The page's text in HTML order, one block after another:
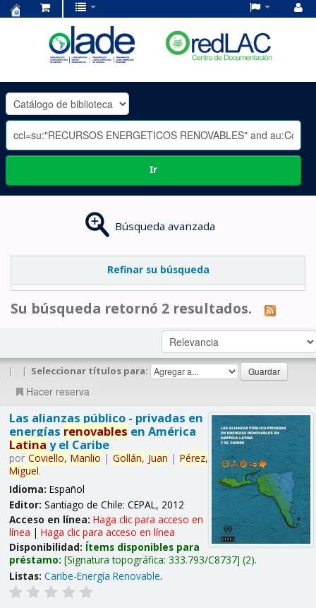
OLADE
-
Ir
Búsqueda avanzada
Refinar su búsqueda
Su búsqueda retornó 2 resultados.
| | Seleccionar títulos para:
Hacer reserva
Las alianzas público - privadas en
energías renovables en América
Latina y el Caribe
por Coviello, Manlio | Gollán, Juan | Pérez,
Miguel.
Idioma: Español
Editor: Santiago de Chile: CEPAL, 2012
Acceso en línea: Haga clic para acceso en
línea | Haga clic para acceso en línea
Disponibilidad: Ítems disponibles para
préstamo: Signatura topográfica: 333.793/C8737 (2).
Listas: Caribe-Energía Renovable.